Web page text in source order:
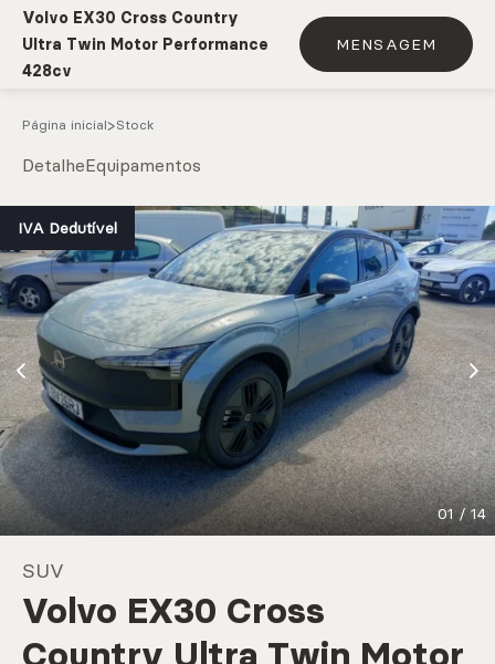
Volvo EX30 Cross Country
Ultra Twin Motor Performance
428cv
MENSAGEM
Página inicial Stock
DetalheEquipamentos
01 / 14
IVA Dedutível
SUV
Volvo EX30 Cross
Country Ultra Twin Motor
e.g. Mercedes-Benz; BMW; Ford
Stock
CARREGAR MAIS
Marcas
CARREGAR MAIS